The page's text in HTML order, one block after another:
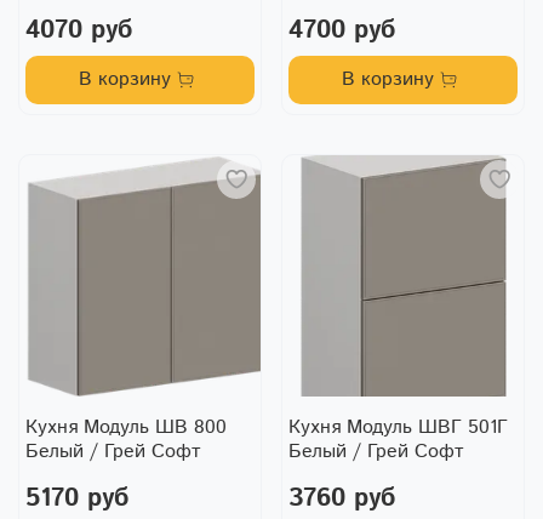
4070 руб
В корзину
4700 руб
В корзину
Кухня Модуль ШВ 800
Белый / Грей Софт
5170 руб
Кухня Модуль ШВГ 501Г
Белый / Грей Софт
3760 руб